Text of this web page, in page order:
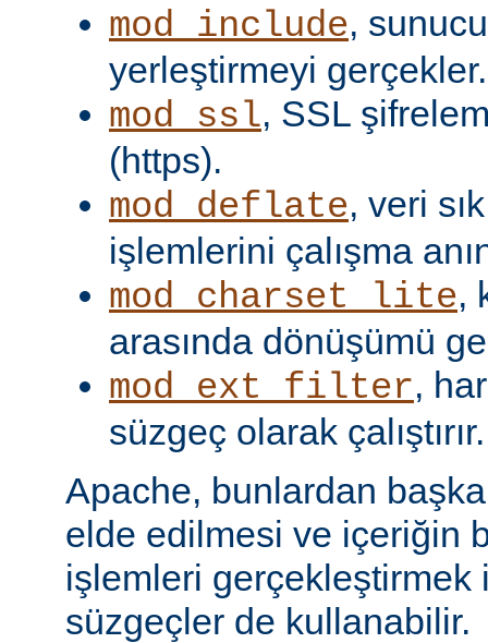
mod_include,
yerleştirmeyi gerçekler.
mod_ssl, SSL
(https).
mod_deflate, veri
işlemlerini çalışma
mod_charset_lite,
arasında dönüşümü
mod_ext_filter,
süzgeç olarak çalıştırır.
Apache, bunlardan
elde edilmesi ve içeriğin
işlemleri gerçekleştirmek
süzgeçler de kullanabilir.